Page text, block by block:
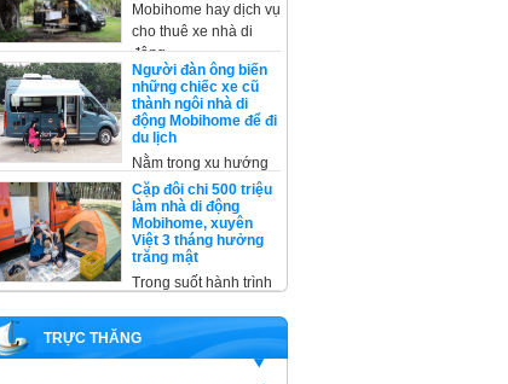
Mobihome hay dịch vụ
cho thuê xe nhà di
động
Người đàn ông biến
những chiếc xe cũ
thành ngôi nhà di
động Mobihome để đi
du lịch
Nằm trong xu hướng
cải tạo, không thể
không kể
Cặp đôi chi 500 triệu
làm nhà di động
Mobihome, xuyên
Việt 3 tháng hưởng
trăng mật
Trong suốt hành trình
TRỰC THĂNG